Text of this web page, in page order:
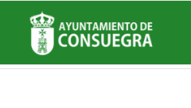
Noticias
Usted está aquí: Inicio / Noticias
Actividades culturales y educativas